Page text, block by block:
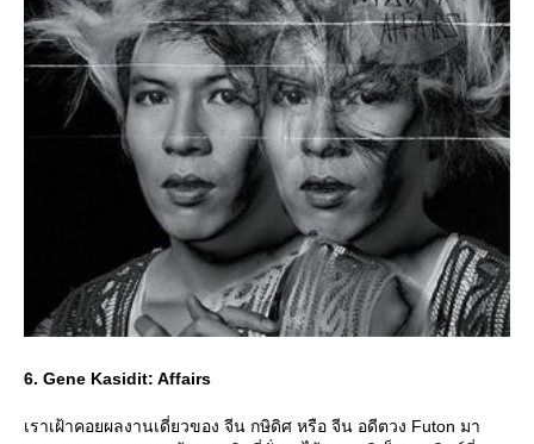
6. Gene Kasidit: Affairs
เราเฝ้าคอยผลงานเดี่ยวของ จีน กษิดิศ หรือ จีน อดีตวง Futon มา